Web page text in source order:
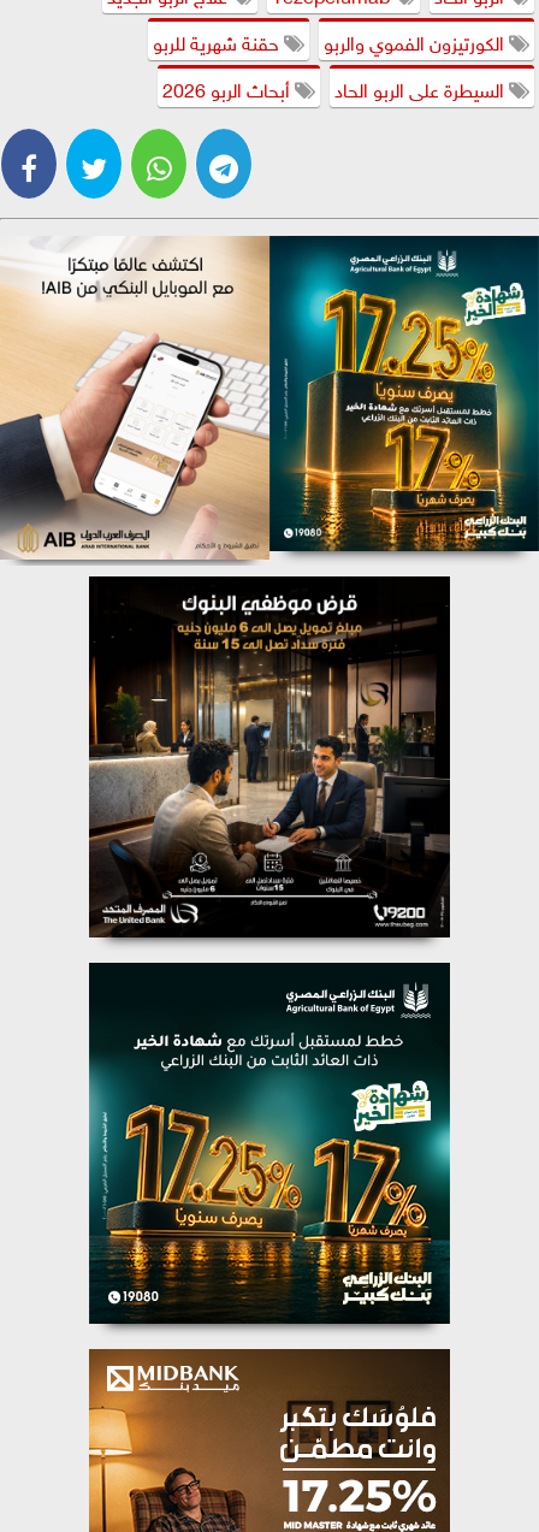
الكورتيزون الفموي والربو
حقنة شهرية للربو
السيطرة على الربو الحاد
أبحاث الربو 2026